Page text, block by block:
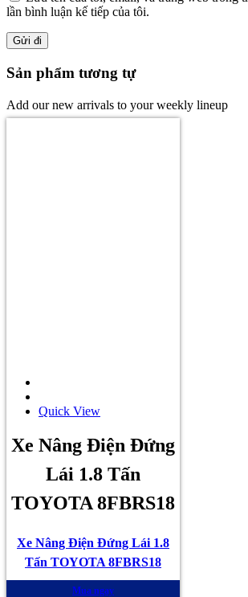
lần bình luận kế tiếp của tôi.
Sản phẩm tương tự
Add our new arrivals to your weekly lineup
Quick View
Xe Nâng Điện Đứng
Lái 1.8 Tấn
TOYOTA 8FBRS18
Xe Nâng Điện Đứng Lái 1.8
Tấn TOYOTA 8FBRS18
Mua ngay